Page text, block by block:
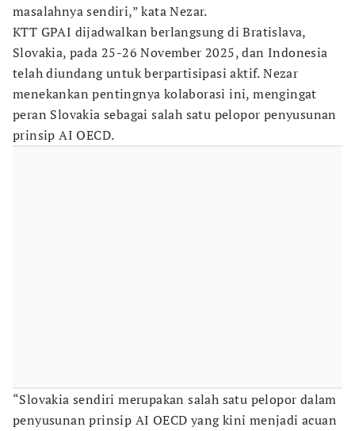
masalahnya sendiri,” kata Nezar.
KTT GPAI dijadwalkan berlangsung di Bratislava,
Slovakia, pada 25-26 November 2025, dan Indonesia
telah diundang untuk berpartisipasi aktif. Nezar
menekankan pentingnya kolaborasi ini, mengingat
peran Slovakia sebagai salah satu pelopor penyusunan
prinsip AI OECD.
“Slovakia sendiri merupakan salah satu pelopor dalam
penyusunan prinsip AI OECD yang kini menjadi acuan